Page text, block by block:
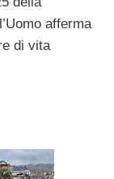
afferma
di vita